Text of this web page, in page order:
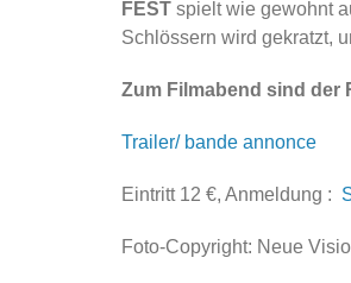
FESTspielt wie gewohnt
Schlössern wird gekratzt,
Zum Filmabend sind der
Trailer/ bande annonce
Eintritt 12 €, Anmeldung :
Foto-Copyright: Neue